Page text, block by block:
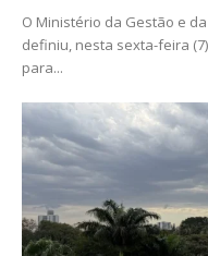
O Ministério da Gestão e
definiu, nesta sexta-feira
para...